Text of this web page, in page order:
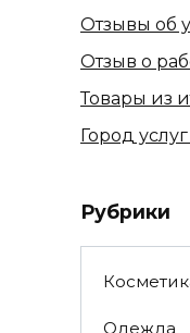
Отзывы об
Отзыв о
Товары из
Город
Рубрики
Одежда